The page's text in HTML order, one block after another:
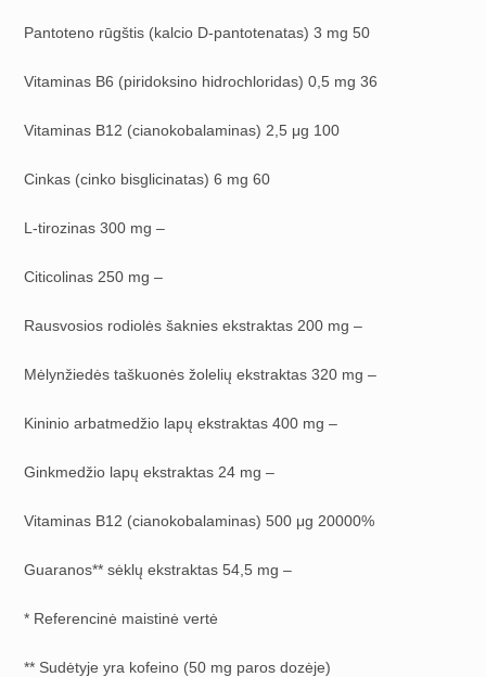
Pantoteno rūgštis (kalcio D-pantotenatas) 3 mg 50
Vitaminas B6 (piridoksino hidrochloridas) 0,5 mg 36
Vitaminas B12 (cianokobalaminas) 2,5 μg 100
Cinkas (cinko bisglicinatas) 6 mg 60
L-tirozinas 300 mg –
Citicolinas 250 mg –
Rausvosios rodiolės šaknies ekstraktas 200 mg –
Mėlynžiedės taškuonės žolelių ekstraktas 320 mg –
Kininio arbatmedžio lapų ekstraktas 400 mg –
Ginkmedžio lapų ekstraktas 24 mg –
Vitaminas B12 (cianokobalaminas) 500 μg 20000%
Guaranos** sėklų ekstraktas 54,5 mg –
* Referencinė maistinė vertė
** Sudėtyje yra kofeino (50 mg paros dozėje)